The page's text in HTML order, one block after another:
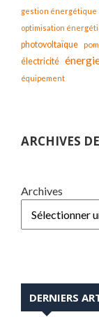
gestion énergétique
optimisation
photovoltaïque
électricité
équipement
ARCHIVES
Archives
DERNIERS